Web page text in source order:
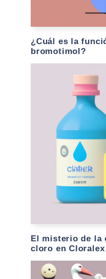
¿Cuál es la
bromotimol?
El misterio de la
cloro en Cloralex